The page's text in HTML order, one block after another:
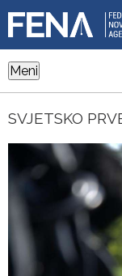
Meni
SVJETSKO